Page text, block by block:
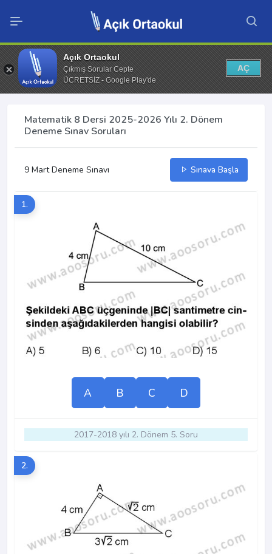
Açık Ortaokul
Çıkmış Sorular Cepte
ÜCRETSİZ - Google Play'de
AÇ
Matematik 8 Dersi 2025-2026 Yılı 2. Dönem
Deneme Sınav Soruları
9 Mart Deneme Sınavı Sınava Başla
1.
A B C D
2017-2018 yılı 2. Dönem 5. Soru
2.